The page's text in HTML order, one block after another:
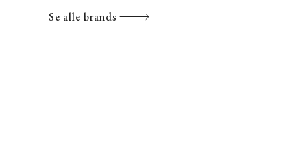
Se alle brands